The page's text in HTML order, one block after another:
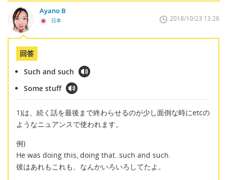
Ayano B
日本 2018/10/23 13:26
回答
Such and such
Some stuff
1)は、続く話を最後まで終わらせるのが少し面倒な時にetcの
ようなニュアンスで使われます。
例)
He was doing this, doing that..such and such.
彼はあれもこれも、なんかいろいろしてたよ。